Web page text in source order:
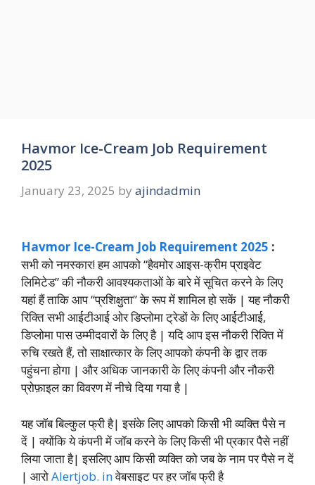
Havmor Ice-Cream Job Requirement
2025
January 23, 2025 by ajindadmin
Havmor Ice-Cream Job Requirement 2025 :
सभी को नमस्कार! हम आपको “हैवमोर आइस-क्रीम प्राइवेट
लिमिटेड” की नौकरी आवश्यकताओं के बारे में सूचित करने के लिए
यहां हैं ताकि आप “प्रशिक्षुता” के रूप में शामिल हो सकें | यह नौकरी
रिक्ति सभी आईटीआई ओर डिप्लोमा ट्रेडों के लिए आईटीआई,
डिप्लोमा पास उम्मीदवारों के लिए है | यदि आप इस नौकरी रिक्ति में
रुचि रखते हैं, तो साक्षात्कार के लिए आपको कंपनी के द्वार तक
पहुंचना होगा | और अधिक जानकारी के लिए कंपनी और नौकरी
प्रोफ़ाइल का विवरण में नीचे दिया गया है |
यह जॉब बिल्कुल फ्री है| इसंके लिए आपको किसी भी व्यक्ति पैसे न
दें | क्योंकि ये कंपनी में जॉब करने के लिए किसी भी प्रकार पैसे नहीं
लिया जाता है| इसलिए आप किसी व्यक्ति को जब के नाम पर पैसे न दें
| आरोAlertjob. inवेबसाइट पर हर जॉब फ्री है